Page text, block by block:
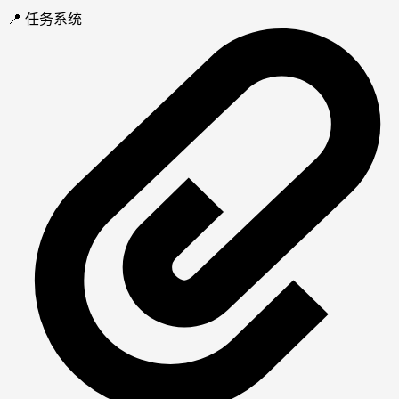
📍 任务系统